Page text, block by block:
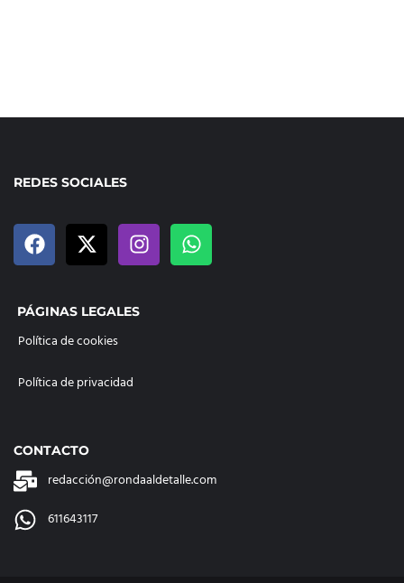
REDES SOCIALES
PÁGINAS LEGALES
Política de cookies
Política de privacidad
CONTACTO
redacción@rondaaldetalle.com
611643117